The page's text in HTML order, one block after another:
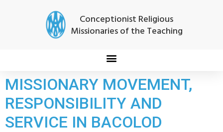
Conceptionist Religious
Missionaries of the Teaching
MISSIONARY MOVEMENT,
RESPONSIBILITY AND
SERVICE IN BACOLOD